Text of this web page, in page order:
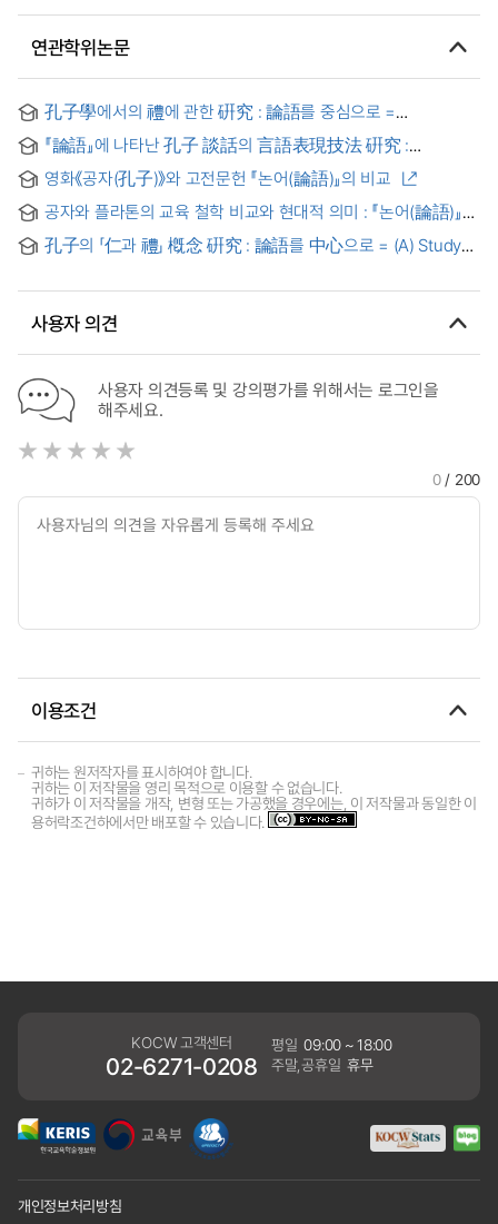
연관학위논문
孔子學에서의 禮에 관한 硏究 : 論語를 중심으로 =
關於孔子學中「禮」的 硏究 : 以<<論語>>爲中心
『論語』에 나타난 孔子 談話의 言語表現技法 硏究 :
Linguistic Expression Techniques of Confucius’ Discourse
in the Analects
영화《공자(孔子)》와 고전문헌 『논어(論語)』의 비교
공자와 플라톤의 교육 철학 비교와 현대적 의미 : 『논어(論語)』와
孔子의 「仁과 禮」 槪念 硏究 : 論語를 中心으로 = (A) Study
사용자 의견
사용자 의견등록 및 강의평가를 위해서는 로그인을
해주세요.
0/ 200
이용조건
귀하는 원저작자를 표시하여야 합니다.
귀하는 이 저작물을 영리 목적으로 이용할 수 없습니다.
귀하가 이 저작물을 개작, 변형 또는 가공했을 경우에는, 이 저작물과 동일한 이
용허락조건하에서만 배포할 수 있습니다.
KOCW 고객센터
02-6271-0208
평일 09:00 ~ 18:00
주말,공휴일 휴무
개인정보처리방침